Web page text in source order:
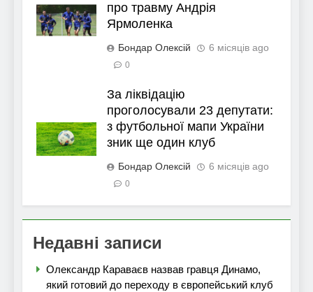
про травму Андрія
Ярмоленка
Бондар Олексій 6 місяців ago
0
За ліквідацію
проголосували 23 депутати:
з футбольної мапи України
зник ще один клуб
Бондар Олексій 6 місяців ago
0
Недавні записи
Олександр Караваєв назвав гравця Динамо,
який готовий до переходу в європейський клуб